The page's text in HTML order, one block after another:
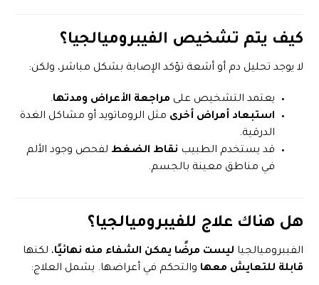
كيف يتم تشخيص الفيبروميالجيا؟
لا يوجد تحليل دم أو أشعة تؤكد الإصابة بشكل مباشر، ولكن:
يعتمد التشخيص على مراجعة الأعراض ومدتها.
استبعاد أمراض أخرى مثل الروماتويد أو مشاكل الغدة
الدرقية.
قد يستخدم الطبيب نقاط الضغط لفحص وجود الألم
في مناطق معينة بالجسم.
هل هناك علاج للفيبروميالجيا؟
الفيبروميالجيا ليست مرضًا يمكن الشفاء منه نهائيًا، لكنها
قابلة للتعايش معها والتحكم في أعراضها. يشمل العلاج: